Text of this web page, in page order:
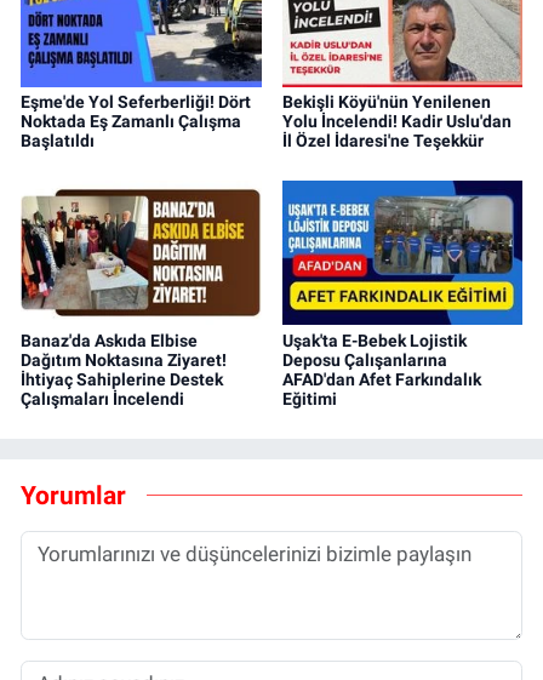
Eşme'de Yol Seferberliği! Dört
Noktada Eş Zamanlı Çalışma
Başlatıldı
Bekişli Köyü'nün Yenilenen
Yolu İncelendi! Kadir Uslu'dan
İl Özel İdaresi'ne Teşekkür
Banaz'da Askıda Elbise
Dağıtım Noktasına Ziyaret!
İhtiyaç Sahiplerine Destek
Çalışmaları İncelendi
Uşak'ta E-Bebek Lojistik
Deposu Çalışanlarına
AFAD'dan Afet Farkındalık
Eğitimi
Yorumlar